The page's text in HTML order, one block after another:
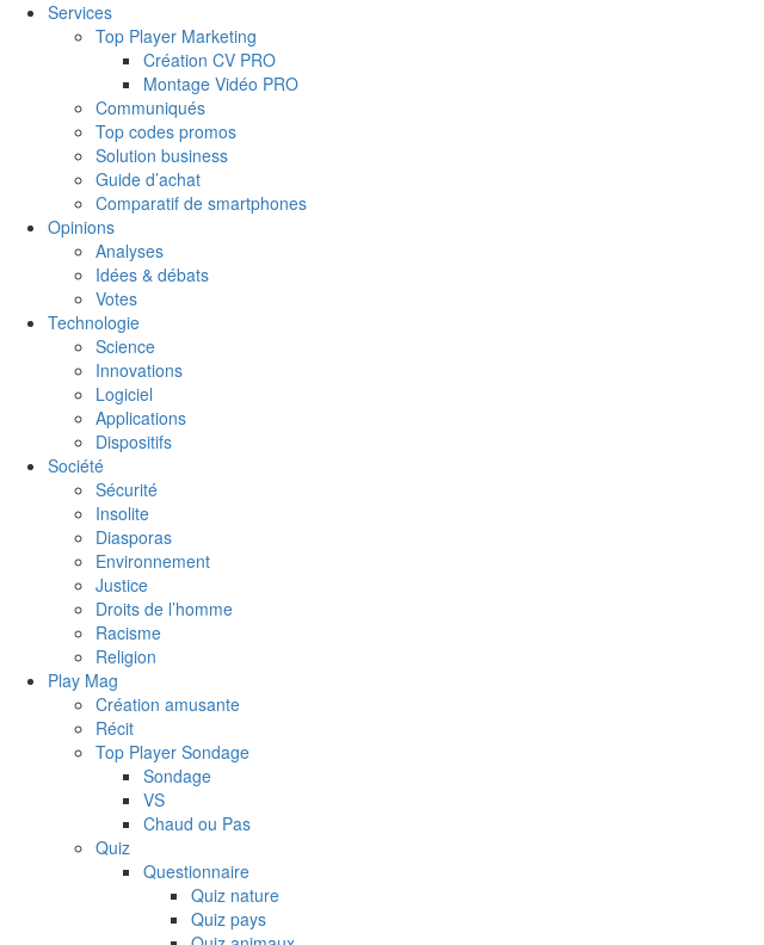
Services
Top Player Marketing
Création CV PRO
Montage Vidéo PRO
Communiqués
Top codes promos
Solution business
Guide d’achat
Comparatif de smartphones
Opinions
Analyses
Idées & débats
Votes
Technologie
Science
Innovations
Logiciel
Applications
Dispositifs
Société
Sécurité
Insolite
Diasporas
Environnement
Justice
Droits de l’homme
Racisme
Religion
Play Mag
Création amusante
Récit
Top Player Sondage
Sondage
VS
Chaud ou Pas
Quiz
Questionnaire
Quiz nature
Quiz pays